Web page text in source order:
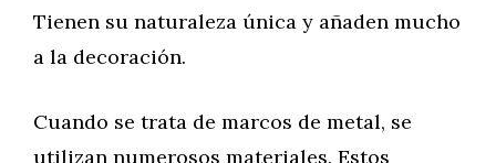
Tienen su naturaleza única y añaden mucho
a la decoración.
Cuando se trata de marcos de metal, se
utilizan numerosos materiales. Estos